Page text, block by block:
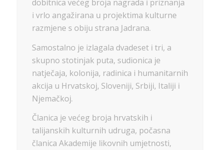
dobitnica većeg broja nagrada i priznanja
i vrlo angažirana u projektima kulturne
razmjene s obiju strana Jadrana.
Samostalno je izlagala dvadeset i tri, a
skupno stotinjak puta, sudionica je
natječaja, kolonija, radinica i humanitarnih
akcija u Hrvatskoj, Sloveniji, Srbiji, Italiji i
Njemačkoj.
Članica je većeg broja hrvatskih i
talijanskih kulturnih udruga, počasna
članica Akademije likovnih umjetnosti,